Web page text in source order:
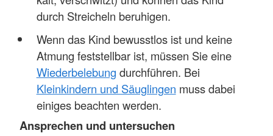
durch Streicheln beruhigen.
Wenn das Kind bewusstlos ist und keine
Atmung feststellbar ist, müssen Sie eine
Wiederbelebung durchführen. Bei
Kleinkindern und Säuglingen muss dabei
einiges beachten werden.
Ansprechen und untersuchen